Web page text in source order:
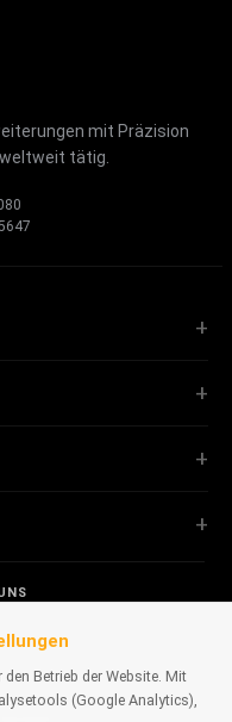
mit Präzision
tätig.
Betrieb der Website. Mit
(Google Analytics),